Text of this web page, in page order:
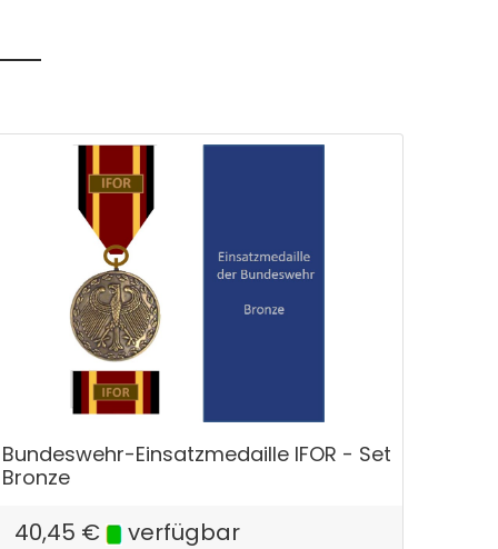
Bundeswehr-Einsatzmedaille IFOR - Set
Bronze
40,45 € verfügbar